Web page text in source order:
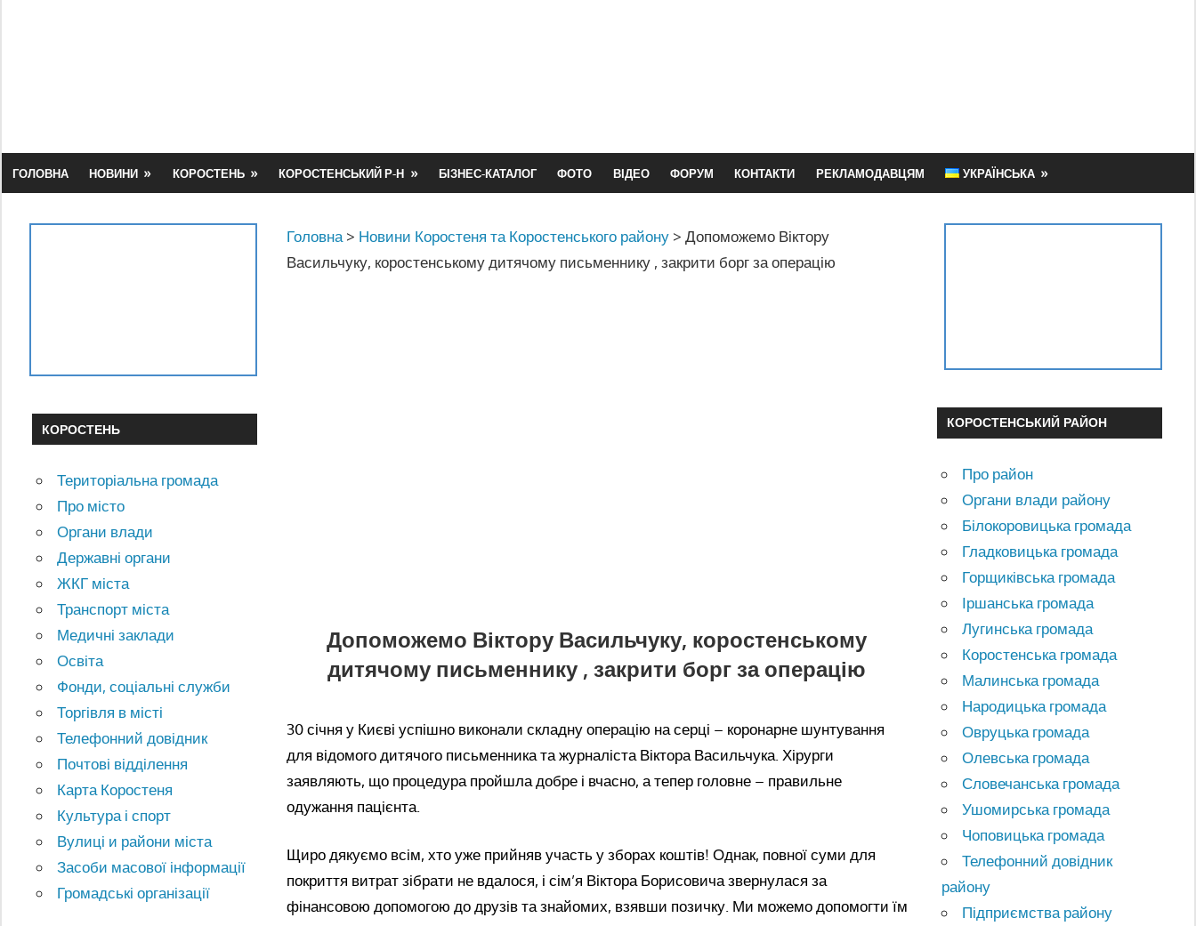
ГОЛОВНА НОВИНИ КОРОСТЕНЬ КОРОСТЕНСЬКИЙ Р-Н БІЗНЕС-КАТАЛОГ ФОТО ВІДЕО ФОРУМ КОНТАКТИ РЕКЛАМОДАВЦЯМ УКРАЇНСЬКА
Головна > Новини Коростеня та Коростенського району > Допоможемо Віктору
Васильчуку, коростенському дитячому письменнику , закрити борг за операцію
Допоможемо Віктору Васильчуку, коростенському
дитячому письменнику , закрити борг за операцію
30 січня у Києві успішно виконали складну операцію на серці – коронарне шунтування
для відомого дитячого письменника та журналіста Віктора Васильчука. Хірурги
заявляють, що процедура пройшла добре і вчасно, а тепер головне – правильне
одужання пацієнта.
Щиро дякуємо всім, хто уже прийняв участь у зборах коштів! Однак, повної суми для
покриття витрат зібрати не вдалося, і сім’я Віктора Борисовича звернулася за
фінансовою допомогою до друзів та знайомих, взявши позичку. Ми можемо допомогти їм
КОРОСТЕНЬ
Територіальна громада
Про місто
Органи влади
Державні органи
ЖКГ міста
Транспорт міста
Медичні заклади
Освіта
Фонди, соціальні служби
Торгівля в місті
Телефонний довідник
Почтові відділення
Карта Коростеня
Культура і спорт
Вулиці и райони міста
Засоби масової інформації
Громадські організації
КОРОСТЕНСЬКИЙ РАЙОН
Про район
Органи влади району
Білокоровицька громада
Гладковицька громада
Горщиківська громада
Іршанська громада
Лугинська громада
Коростенська громада
Малинська громада
Народицька громада
Овруцька громада
Олевська громада
Словечанська громада
Ушомирська громада
Чоповицька громада
Телефонний довідник
району
Підприємства району